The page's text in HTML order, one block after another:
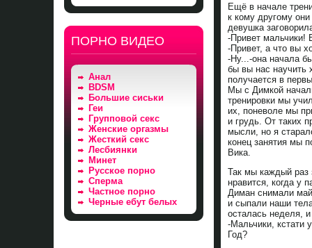
ПОРНО ВИДЕО
Анал
BDSM
Большие сиськи
Геи
Групповой секс
Женские оргазмы
Жесткий секс
Лесбиянки
Минет
Русское порно
Сперма
Частное порно
Черные ебут белых
Ещё в начале
к кому другому
девушка
-Привет
-Привет, а что вы
-Ну...-она начала
бы вы нас научить
получается в
Мы с Димкой
тренировки мы
их, поневоле мы
и грудь. От таких
мысли, но я
конец занятия мы
Вика.
Так мы каждый раз
нравится, когда у
Диман снимали
и сыпали наши
осталась неделя,
-Мальчики, кстати
Год?